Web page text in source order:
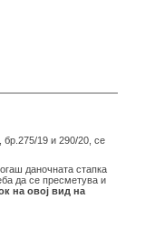
бр.275/19 и 290/20, се
даночната стапка
да се пресметува и
на овој вид на